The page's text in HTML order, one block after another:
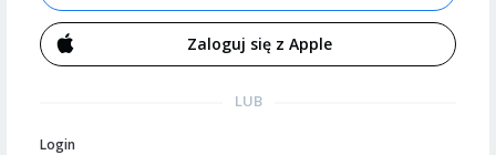
Zaloguj się z Apple
LUB
Login